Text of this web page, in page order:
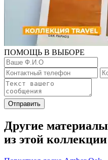
ПОМОЩЬ В ВЫБОРЕ
Отправить
Другие материалы
из этой коллекции